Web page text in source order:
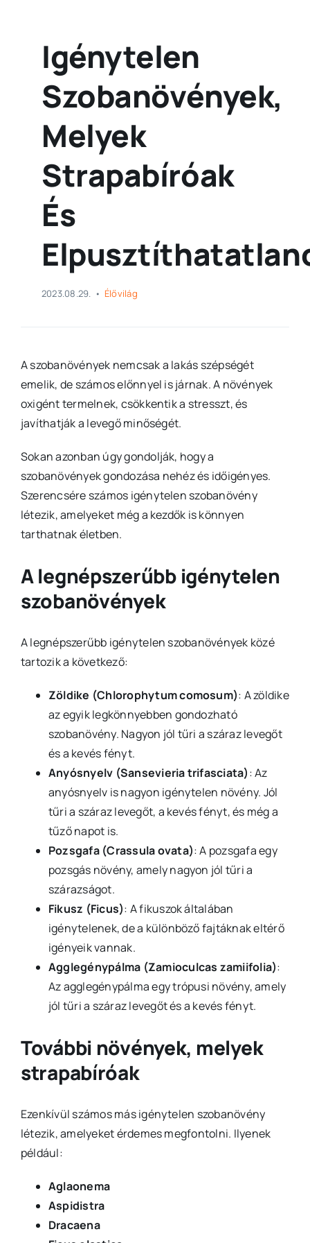
Igénytelen
Szobanövények,
Melyek
Strapabíróak
És
2023.08.29. • Élővilág
A szobanövények nemcsak a lakás szépségét
emelik, de számos előnnyel is járnak. A növények
oxigént termelnek, csökkentik a stresszt, és
javíthatják a levegő minőségét.
Sokan azonban úgy gondolják, hogy a
szobanövények gondozása nehéz és időigényes.
Szerencsére számos igénytelen szobanövény
létezik, amelyeket még a kezdők is könnyen
tarthatnak életben.
A legnépszerűbb igénytelen
szobanövények
A legnépszerűbb igénytelen szobanövények közé
tartozik a következő:
Zöldike (Chlorophytum comosum): A zöldike
az egyik legkönnyebben gondozható
szobanövény. Nagyon jól tűri a száraz levegőt
és a kevés fényt.
Anyósnyelv (Sansevieria trifasciata): Az
anyósnyelv is nagyon igénytelen növény. Jól
tűri a száraz levegőt, a kevés fényt, és még a
tűző napot is.
Pozsgafa (Crassula ovata): A pozsgafa egy
pozsgás növény, amely nagyon jól tűri a
szárazságot.
Fikusz (Ficus): A fikuszok általában
igénytelenek, de a különböző fajtáknak eltérő
igényeik vannak.
Agglegénypálma (Zamioculcas zamiifolia):
Az agglegénypálma egy trópusi növény, amely
jól tűri a száraz levegőt és a kevés fényt.
További növények, melyek
strapabíróak
Ezenkívül számos más igénytelen szobanövény
létezik, amelyeket érdemes megfontolni. Ilyenek
például:
Aglaonema
Aspidistra
Dracaena